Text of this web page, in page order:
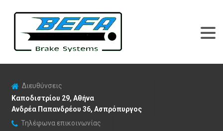
Διευθύνσεις
Καποδιστρίου 29, Αθήνα
Ανδρέα Παπανδρέου 36, Ασπρόπυργος
Τηλέφωνα επικοινωνίας